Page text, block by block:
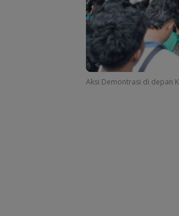
Aksi Demontrasi di depan